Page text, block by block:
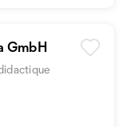
GmbH